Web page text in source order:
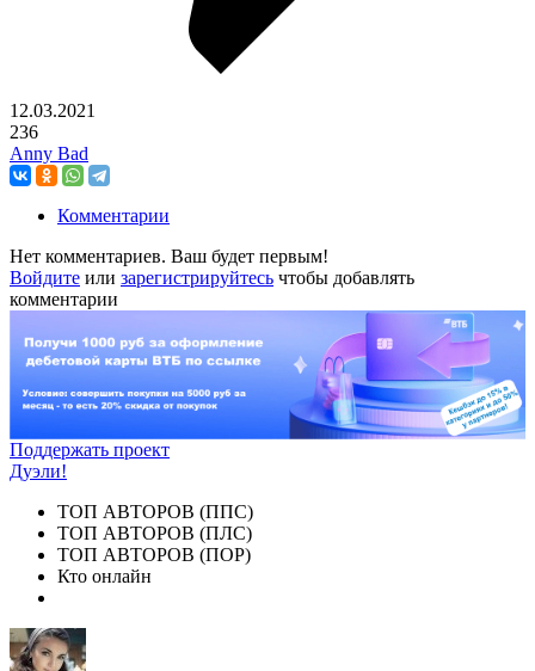
12.03.2021
236
Anny Bad
Комментарии
Нет комментариев. Ваш будет первым!
Войдите или зарегистрируйтесь чтобы добавлять
комментарии
Поддержать проект
Дуэли!
ТОП АВТОРОВ (ППС)
ТОП АВТОРОВ (ПЛС)
ТОП АВТОРОВ (ПОР)
Кто онлайн